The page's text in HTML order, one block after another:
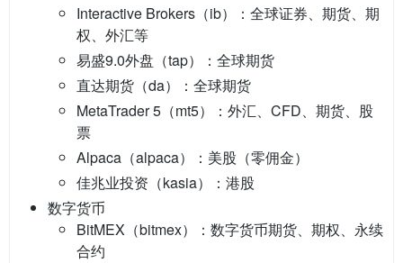
Interactive Brokers（ib）：全球证券、期货、期
权、外汇等
易盛9.0外盘（tap）：全球期货
直达期货（da）：全球期货
MetaTrader 5（mt5）：外汇、CFD、期货、股
票
Alpaca（alpaca）：美股（零佣金）
佳兆业投资（kasia）：港股
数字货币
BitMEX（bitmex）：数字货币期货、期权、永续
合约